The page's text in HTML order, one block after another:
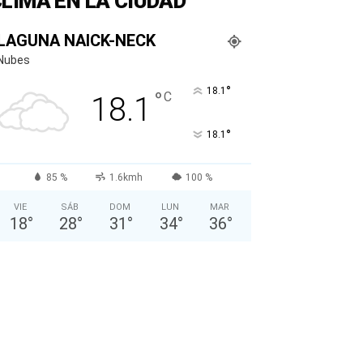
NAICK-NECK
18.1 °C 18.1 °
18.1 °
85 % 1.6kmh 100 %
VIE
18°
SÁB
28°
DOM
31 °
LUN
34°
MAR
36°